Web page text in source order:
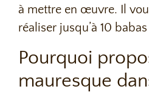
à mettre en œuvre. Il
réaliser jusqu’à 10
Pourquoi
mauresque